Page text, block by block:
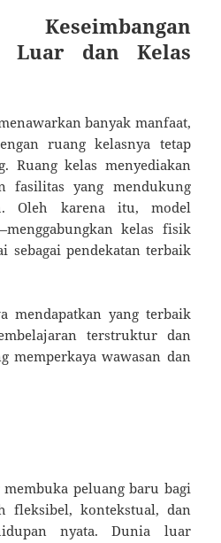
Keseimbangan
Luar dan Kelas
banyak manfaat,
ruang kelasnya tetap
Ruang kelas menyediakan
fasilitas yang mendukung
Oleh karena itu, model
kelas fisik
pendekatan terbaik
mendapatkan yang terbaik
terstruktur dan
memperkaya wawasan dan
peluang baru bagi
fleksibel, kontekstual, dan
nyata. Dunia luar